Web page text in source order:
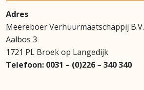
Adres
Meereboer Verhuurmaatschappij B.V.
Aalbos 3
1721 PL Broek op Langedijk
Telefoon: 0031 – (0)226 – 340 340